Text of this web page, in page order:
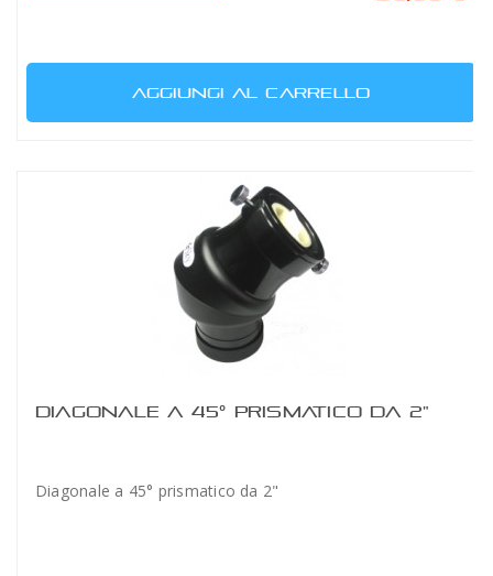
AGGIUNGI AL CARRELLO
DIAGONALE A 45° PRISMATICO DA 2"
Diagonale a 45° prismatico da 2"